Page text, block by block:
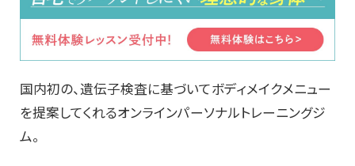
国内初の、遺伝子検査に基づいてボディメイクメニュー
を提案してくれるオンラインパーソナルトレーニングジ
ム。